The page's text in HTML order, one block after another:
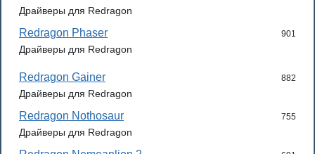
Драйверы для Redragon
Redragon Phaser 901
Драйверы для Redragon
Redragon Gainer 882
Драйверы для Redragon
Redragon Nothosaur 755
Драйверы для Redragon